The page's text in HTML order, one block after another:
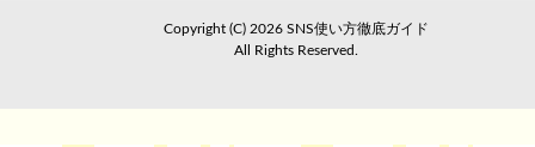
Copyright (C) 2026 SNS使い方徹底ガイド
All Rights Reserved.